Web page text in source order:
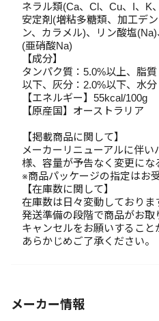
ネラル類(Ca、Cl、Cu、I、K
安定剤(増粘多糖類、加工デ
ン、カラメル)、リン酸塩
(亜硝酸Na)
【成分】
タンパク質：5.0%以上、脂
以下、灰分：2.0%以下、水
【エネルギー】55kcal/100g
【原産国】オーストラリア
【掲載商品に関して】
メーカーリニューアルに伴
様、容量が予告なく変更にな
※商品パッケージの指定はお
【在庫数に関して】
在庫数は日々変動しておりま
発送準備の段階で商品がお
キャンセルをお願いすること
あらかじめご了承ください。
メーカー情報